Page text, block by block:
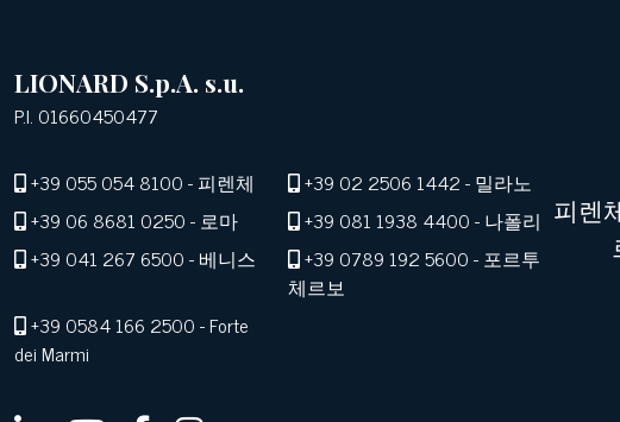
LIONARD S.p.A. s.u.
P.I. 01660450477
+39 055 054 8100- 피렌체 +39 02 2506 1442- 밀라노
+39 06 8681 0250- 로마 +39 081 1938 4400- 나폴리
+39 041 267 6500- 베니스 +39 0789 192 5600- 포르투
체르보
+39 0584 166 2500- Forte
dei Marmi
피렌